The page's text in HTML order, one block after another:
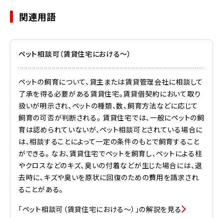
関連用語
ペット相談可（賃貸住宅における〜）
ペットの飼育について、貸主または賃貸管理会社に相談して
了承を得る必要がある賃貸住宅。賃貸借契約において取り
扱いが明示され、ペットの種類、数、飼育方法などに応じて
飼育の可否が判断される。 賃貸住宅では、一般にペットの飼
育は認められていないが、ペット相談可とされている場合に
は、相談することによって一定の条件のもとで飼育すること
ができる。 なお、賃貸住宅でペットを飼育し、ペットによる柱
やクロスなどのキズ、臭いの付着などが生じた場合には、退
去時に、キズや臭いを原状に回復のための費用を請求され
ることがある。
「ペット相談可（賃貸住宅における〜）」の解説を見る